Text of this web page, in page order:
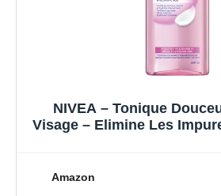
NIVEA – Tonique
Visage – Elimine Les
Sèches &
Amazon